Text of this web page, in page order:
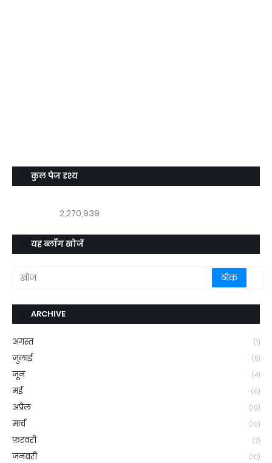
कुल पेज दृश्य
2,270,939
यह ब्लॉग खोजें
ARCHIVE
अगस्त (1)
जुलाई (5)
जून (4)
मई (6)
अप्रैल (10)
मार्च (10)
फ़रवरी (7)
जनवरी (10)